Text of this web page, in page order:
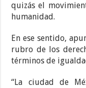
quizás el
humanidad.
En ese sentido,
rubro de los
términos de
“La ciudad de